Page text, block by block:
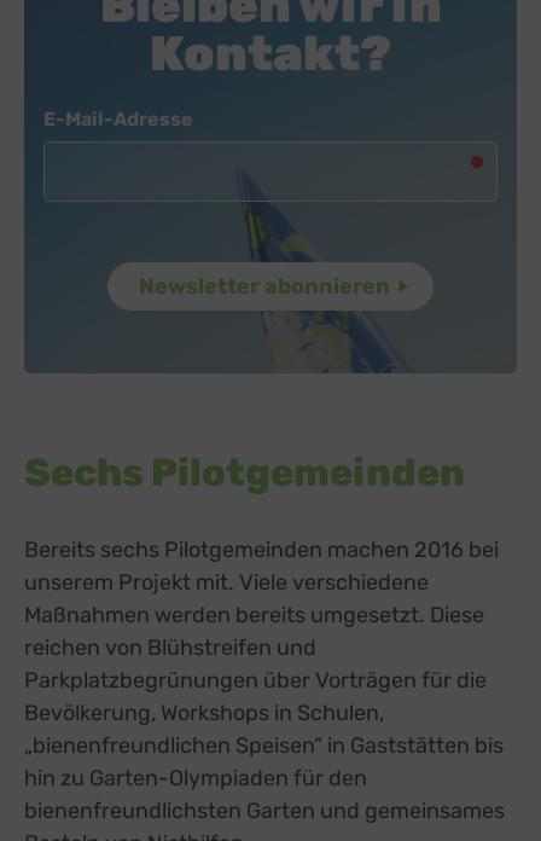
Kontakt?
E-Mail-Adresse
Sechs Pilotgemeinden
Bereits sechs Pilotgemeinden machen 2016 bei
unserem Projekt mit. Viele verschiedene
Maßnahmen werden bereits umgesetzt. Diese
reichen von Blühstreifen und
Parkplatzbegrünungen über Vorträgen für die
Bevölkerung, Workshops in Schulen,
„bienenfreundlichen Speisen“ in Gaststätten bis
hin zu Garten-Olympiaden für den
bienenfreundlichsten Garten und gemeinsames